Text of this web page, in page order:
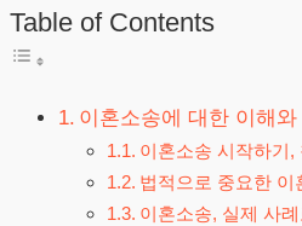
Table of Contents
이혼소송에 대한 이해와
이혼소송 시작하기,
법적으로 중요한 이
이혼소송, 실제 사